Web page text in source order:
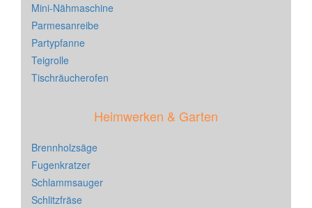
Mini-Nähmaschine
Parmesanreibe
Partypfanne
Teigrolle
Tischräucherofen
Heimwerken & Garten
Brennholzsäge
Fugenkratzer
Schlammsauger
Schlitzfräse